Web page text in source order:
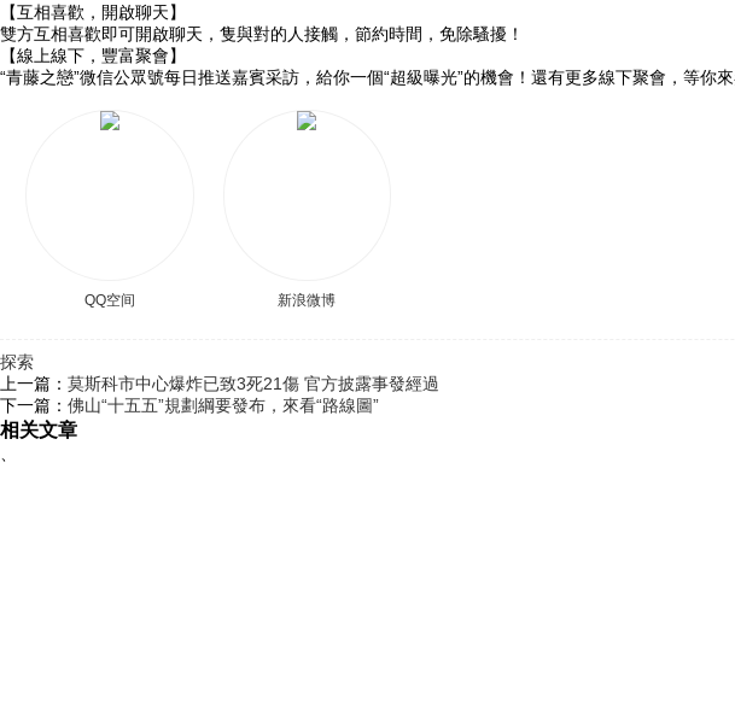
【互相喜歡，開啟聊天】
雙方互相喜歡即可開啟聊天，隻與對的人接觸，節約時間，免除騷擾！
【線上線下，豐富聚會】
“青藤之戀”微信公眾號每日推送嘉賓采訪，給你一個“超級曝光”的機會！還有更多線下聚會，等你來
QQ空间 新浪微博
探索
上一篇： 莫斯科市中心爆炸已致3死21傷 官方披露事發經過
下一篇： 佛山“十五五”規劃綱要發布，來看“路線圖”
相关文章